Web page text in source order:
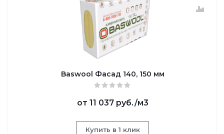
Baswool Фасад 140, 150 мм
от 11 037 руб./м3
Купить в 1 клик